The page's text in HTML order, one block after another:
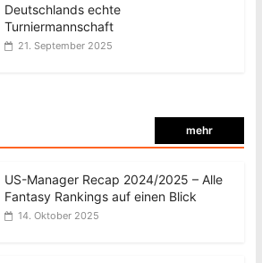
Deutschlands echte
Turniermannschaft
21. September 2025
mehr
US-Manager Recap 2024/2025 – Alle
Fantasy Rankings auf einen Blick
14. Oktober 2025